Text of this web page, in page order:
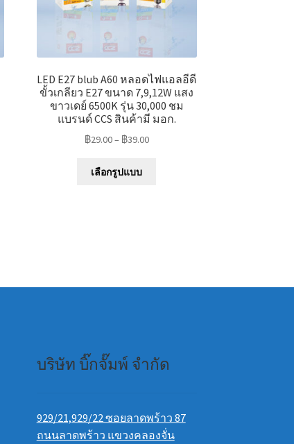
LED E27 blub A60 หลอดไฟแอลอีดี
ขั้วเกลียว E27 ขนาด 7,9,12W แสง
ขาวเดย์ 6500K รุ่น 30,000 ชม
แบรนด์ CCS สินค้ามี มอก.
฿29.00– ฿39.00
เลือกรูปแบบ
be
page
บริษัท บิ๊กจั๊มพ์ จำกัด
929/21,929/22 ซอยลาดพร้าว 87
ถนนลาดพร้าว แขวงคลองจั่น